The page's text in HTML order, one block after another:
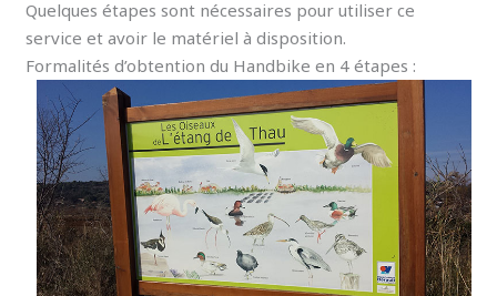
Quelques étapes sont nécessaires pour utiliser ce
service et avoir le matériel à disposition.
Formalités d’obtention du Handbike en 4 étapes :